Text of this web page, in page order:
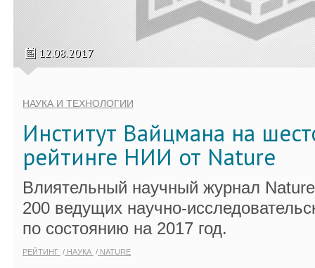
12.08.2017
НАУКА И ТЕХНОЛОГИИ
Институт Вайцмана на
рейтинге НИИ от Nature
Влиятельный научный журнал
200 ведущих научно-
по состоянию на 2017 год.
РЕЙТИНГ НАУКА NATURE